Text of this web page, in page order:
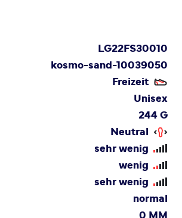
LG22FS30010
kosmo-sand-10039050
Freizeit
Unisex
244 G
Neutral
sehr wenig
wenig
sehr wenig
normal
0 MM